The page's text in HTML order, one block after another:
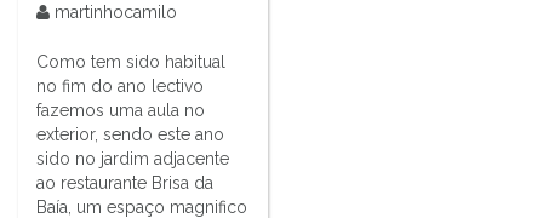
martinhocamilo
Como tem sido habitual
no fim do ano lectivo
fazemos uma aula no
exterior, sendo este ano
sido no jardim adjacente
ao restaurante Brisa da
Baía, um espaço magnifico